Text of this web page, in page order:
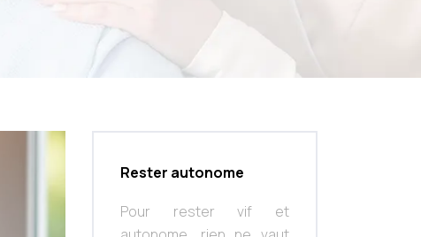
Rester autonome
Pour rester vif et